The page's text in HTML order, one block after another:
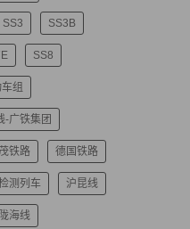
SS3 SS3B
SS8
组
-广铁集团
铁路 德国铁路
测列车 沪昆线
陇海线